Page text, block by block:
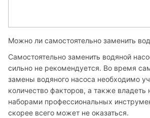
Можно ли самостоятельно заменить
Самостоятельно заменить водяной
сильно не рекомендуется. Во время
замены водяного насоса необходимо
количество факторов, а также
наборами профессиональных
скорее всего может не оказаться.